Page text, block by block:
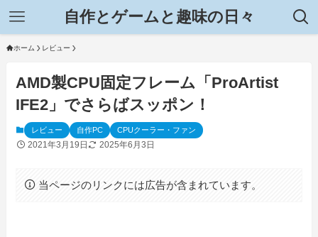
自作とゲームと趣味の日々
ホーム レビュー
AMD製CPU固定フレーム「ProArtist
IFE2」でさらばスッポン！
レビュー 自作PC CPUクーラー・ファン
2021年3月19日 2025年6月3日
当ページのリンクには広告が含まれています。